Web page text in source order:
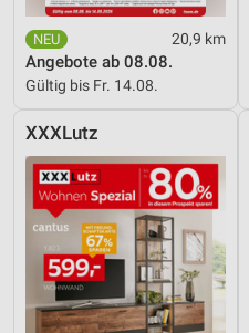
20,9 km
Angebote ab 08.08.
Gültig bis Fr. 14.08.
XXXLutz